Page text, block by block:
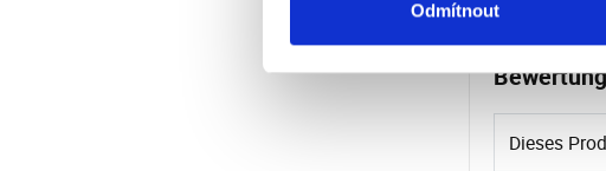
Odmítnout
Dieses